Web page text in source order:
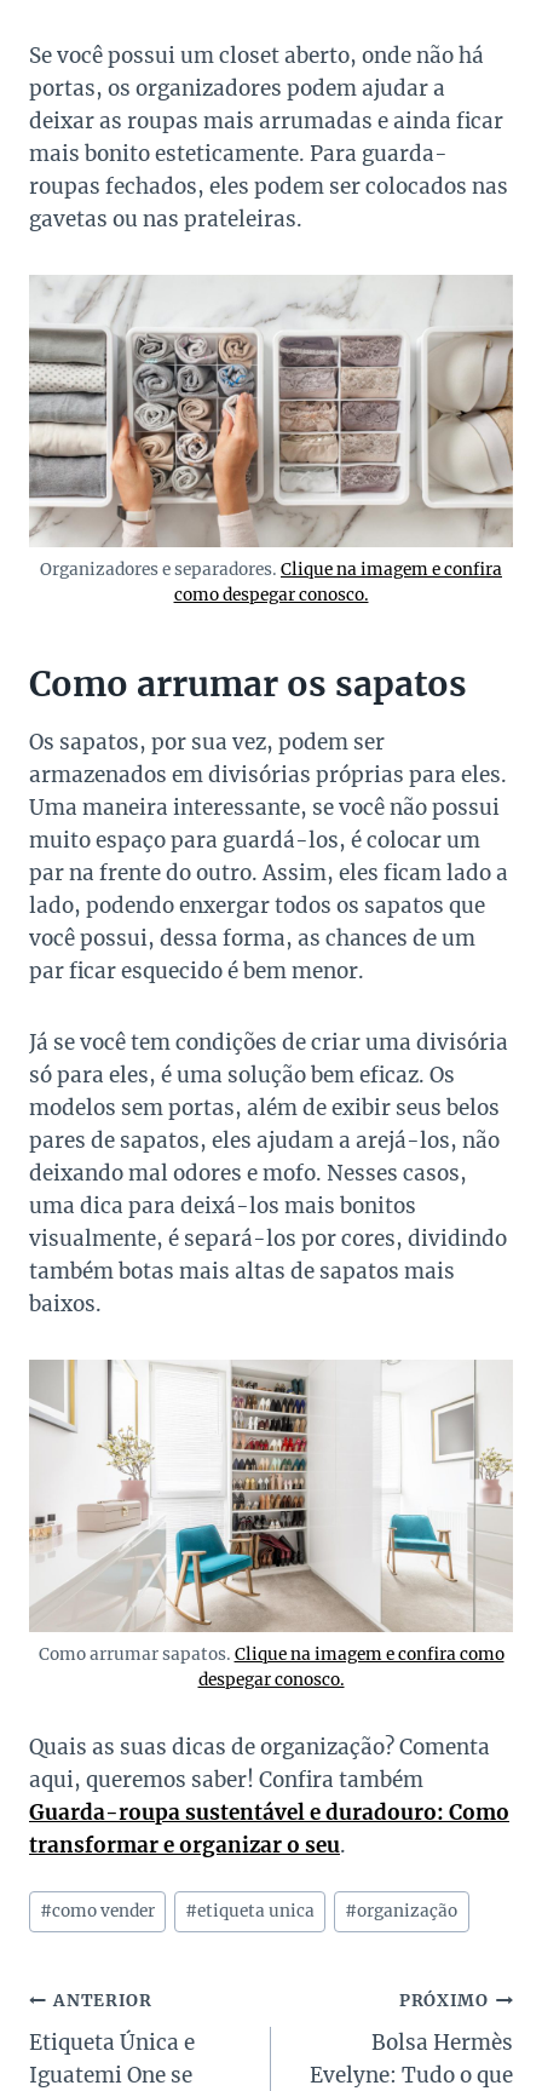
Se você possui um closet aberto, onde não há
portas, os organizadores podem ajudar a
deixar as roupas mais arrumadas e ainda ficar
mais bonito esteticamente. Para guarda-
roupas fechados, eles podem ser colocados nas
gavetas ou nas prateleiras.
Organizadores e separadores. Clique na imagem e confira
como despegar conosco.
Como arrumar os sapatos
Os sapatos, por sua vez, podem ser
armazenados em divisórias próprias para eles.
Uma maneira interessante, se você não possui
muito espaço para guardá-los, é colocar um
par na frente do outro. Assim, eles ficam lado a
lado, podendo enxergar todos os sapatos que
você possui, dessa forma, as chances de um
par ficar esquecido é bem menor.
Já se você tem condições de criar uma divisória
só para eles, é uma solução bem eficaz. Os
modelos sem portas, além de exibir seus belos
pares de sapatos, eles ajudam a arejá-los, não
deixando mal odores e mofo. Nesses casos,
uma dica para deixá-los mais bonitos
visualmente, é separá-los por cores, dividindo
também botas mais altas de sapatos mais
baixos.
Como arrumar sapatos. Clique na imagem e confira como
despegar conosco.
Quais as suas dicas de organização? Comenta
aqui, queremos saber! Confira também
Guarda-roupa sustentável e duradouro: Como
transformar e organizar o seu.
Tags
do
#como vender #etiqueta unica #organização
Navegação
de
ANTERIOR
Etiqueta Única e
Iguatemi One se
PRÓXIMO
Bolsa Hermès
Evelyne: Tudo o que